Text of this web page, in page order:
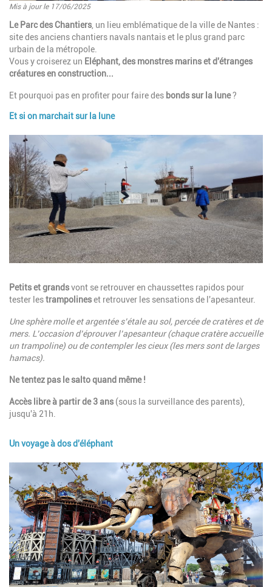
Mis à jour le 17/06/2025
Introduction
Le Parc des Chantiers , un lieu emblématique de la ville de Nantes :
site des anciens chantiers navals nantais et le plus grand parc
urbain de la métropole.
Vous y croiserez un Eléphant, des monstres marins et d'étranges
créatures en construction...
Et pourquoi pas en profiter pour faire des bonds sur la lune?
Paragraphes
Et si on marchait sur la lune
Image
Description
Petits et grandsvont se retrouver en chaussettes rapidos pour
tester lestrampolineset retrouver les sensations de l'apesanteur.
Une sphère molle et argentée s’étale au sol, percée de cratères et de
mers. L’occasion d’éprouver l’apesanteur (chaque cratère accueille
un trampoline) ou de contempler les cieux (les mers sont de larges
hamacs).
Ne tentez pas le salto quand même !
Accès libre à partir de 3 ans (sous la surveillance des parents),
jusqu'à 21h.
Un voyage à dos d'éléphant